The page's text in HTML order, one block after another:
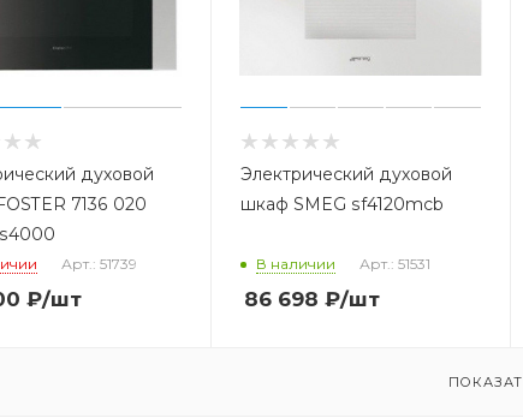
духовой
7136 020
Арт.: 51739
₽/шт
Электрический духовой
шкаф SMEG sf4120mcb
В наличии Арт.: 51531
86 698 ₽/шт